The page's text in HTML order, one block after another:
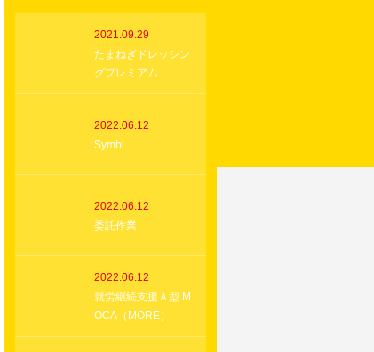
2021.09.29
たまねぎドレッシン
グプレミアム
2022.06.12
Symbi
2022.06.12
委託作業
2022.06.12
就労継続支援Ａ型 M
OCA（MORE）